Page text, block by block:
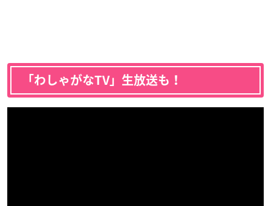
「わしゃがなTV」生放送も！